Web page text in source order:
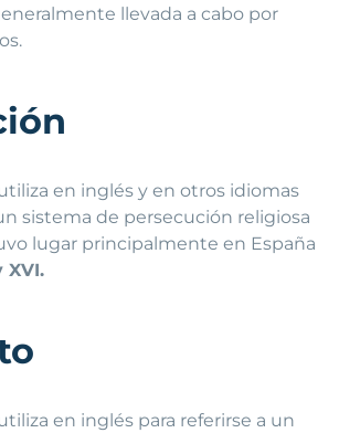
llevada a cabo por
en inglés y en otros idiomas
sistema de persecución religiosa
lugar principalmente en España
XVI.
en inglés para referirse a un